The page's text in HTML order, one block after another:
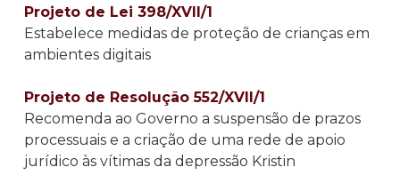
Projeto de Lei 398/XVII/1
Estabelece medidas de proteção de crianças em
ambientes digitais
Projeto de Resolução 552/XVII/1
Recomenda ao Governo a suspensão de prazos
processuais e a criação de uma rede de apoio
jurídico às vítimas da depressão Kristin